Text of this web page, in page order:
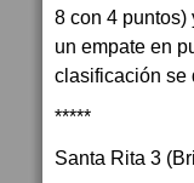
8 con 4 puntos)
un empate en
clasificación se
*****
Santa Rita 3